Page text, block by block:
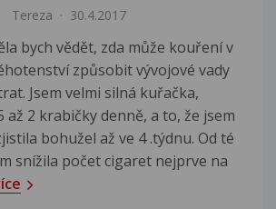
Tereza 30.4.2017
bych vědět, zda může kouření v
způsobit vývojové vady
Jsem velmi silná kuřačka,
až 2 krabičky denně, a to, že jsem
bohužel až ve 4 .týdnu. Od té
snížila počet cigaret nejprve na